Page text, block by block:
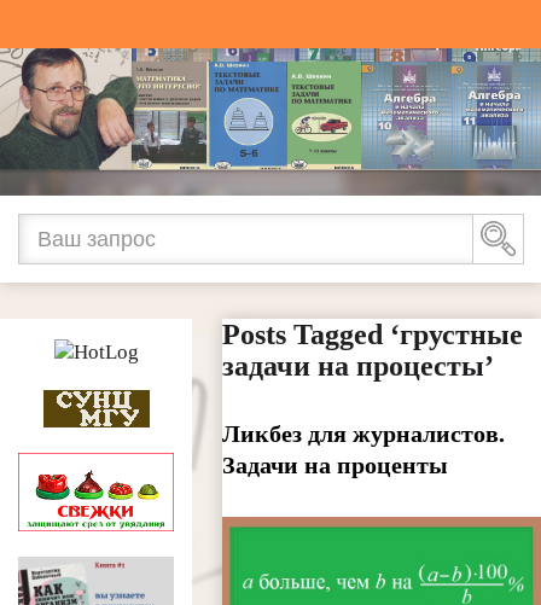
Posts Tagged ‘грустные
задачи на процесты’
Ликбез для журналистов.
Задачи на проценты